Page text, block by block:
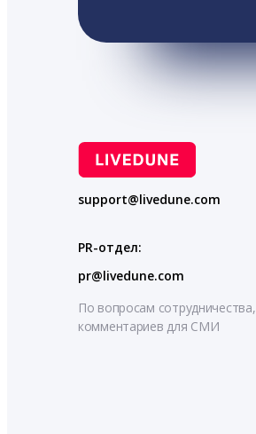
support@livedune.com
PR-отдел:
pr@livedune.com
По вопросам сотрудничества,
комментариев для СМИ